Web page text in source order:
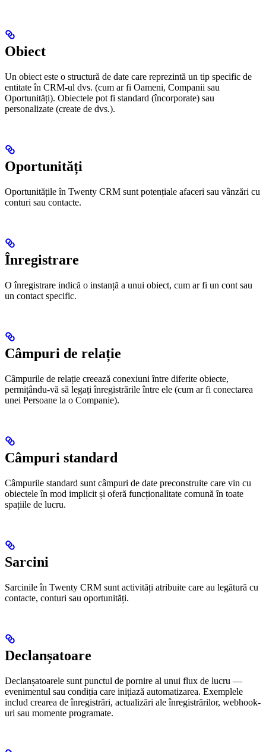
Obiect
Un obiect este o structură de date care reprezintă un tip specific de
entitate în CRM-ul dvs. (cum ar fi Oameni, Companii sau
Oportunități). Obiectele pot fi standard (încorporate) sau
personalizate (create de dvs.).
Oportunități
Oportunitățile în Twenty CRM sunt potențiale afaceri sau vânzări cu
conturi sau contacte.
Înregistrare
O înregistrare indică o instanță a unui obiect, cum ar fi un cont sau
un contact specific.
Câmpuri de relație
Câmpurile de relație creează conexiuni între diferite obiecte,
permițându-vă să legați înregistrările între ele (cum ar fi conectarea
unei Persoane la o Companie).
Câmpuri standard
Câmpurile standard sunt câmpuri de date preconstruite care vin cu
obiectele în mod implicit și oferă funcționalitate comună în toate
spațiile de lucru.
Sarcini
Sarcinile în Twenty CRM sunt activități atribuite care au legătură cu
contacte, conturi sau oportunități.
Declanșatoare
Declanșatoarele sunt punctul de pornire al unui flux de lucru —
evenimentul sau condiția care inițiază automatizarea. Exemplele
includ crearea de înregistrări, actualizări ale înregistrărilor, webhook-
uri sau momente programate.